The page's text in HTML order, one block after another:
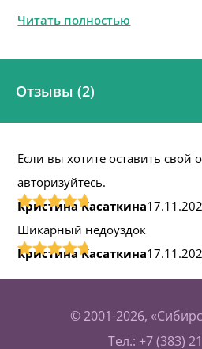
Читать полностью
Отзывы (2)
Если вы хотите оставить свой
авторизуйтесь.
Кристина Касаткина
Шикарный недоуздок
Кристина Касаткина
© 2001-2026,
Тел.: +7 (383)